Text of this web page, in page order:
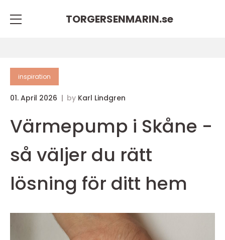
TORGERSENMARIN.se
inspiration
01. April 2026 by Karl Lindgren
Värmepump i Skåne -
så väljer du rätt
lösning för ditt hem